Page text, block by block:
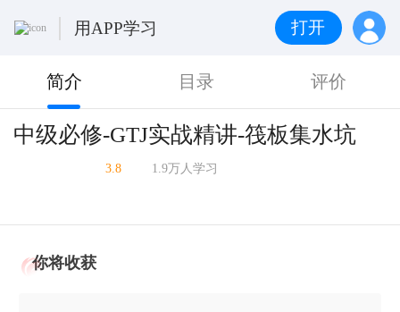
用APP学习 打开
简介 目录 评价
中级必修-GTJ实战精讲-筏板集水坑
3.8 1.9万人学习
你将收获